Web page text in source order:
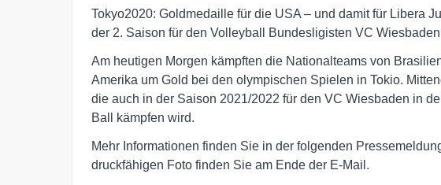
Tokyo2020: Goldmedaille für die USA – und damit für Libera
der 2. Saison für den Volleyball Bundesligisten VC
Am heutigen Morgen kämpften die Nationalteams von
Amerika um Gold bei den olympischen Spielen in Tokio.
die auch in der Saison 2021/2022 für den VC Wiesbaden in
Ball kämpfen wird.
Mehr Informationen finden Sie in der folgenden
druckfähigen Foto finden Sie am Ende der E-Mail.